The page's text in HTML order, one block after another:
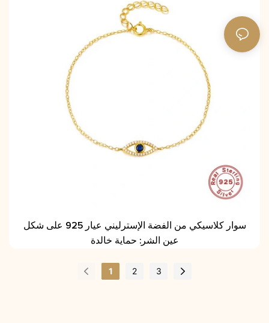
سوار كلاسيكي من الفضة الإسترليني عيار 925 على شكل
عين الشر: حماية خالدة
1 2 3